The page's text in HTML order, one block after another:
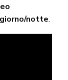
notte.